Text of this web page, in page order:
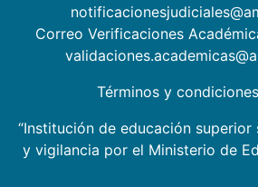
Correo Verificaciones
Términos y
“Institución de educación
y vigilancia por el Ministerio de